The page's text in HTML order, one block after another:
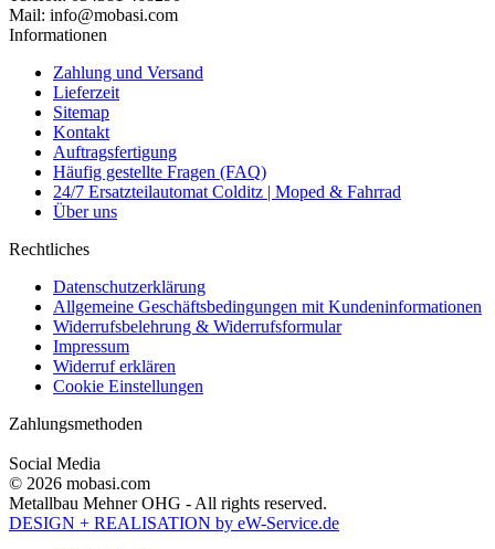
Mail: info@mobasi.com
Informationen
Zahlung und Versand
Lieferzeit
Sitemap
Kontakt
Auftragsfertigung
Häufig gestellte Fragen (FAQ)
24/7 Ersatzteilautomat Colditz | Moped & Fahrrad
Über uns
Rechtliches
Datenschutzerklärung
Allgemeine Geschäftsbedingungen mit Kundeninformationen
Widerrufsbelehrung & Widerrufsformular
Impressum
Widerruf erklären
Cookie Einstellungen
Zahlungsmethoden
Social Media
© 2026 mobasi.com
Metallbau Mehner OHG - All rights reserved.
DESIGN + REALISATION by eW-Service.de